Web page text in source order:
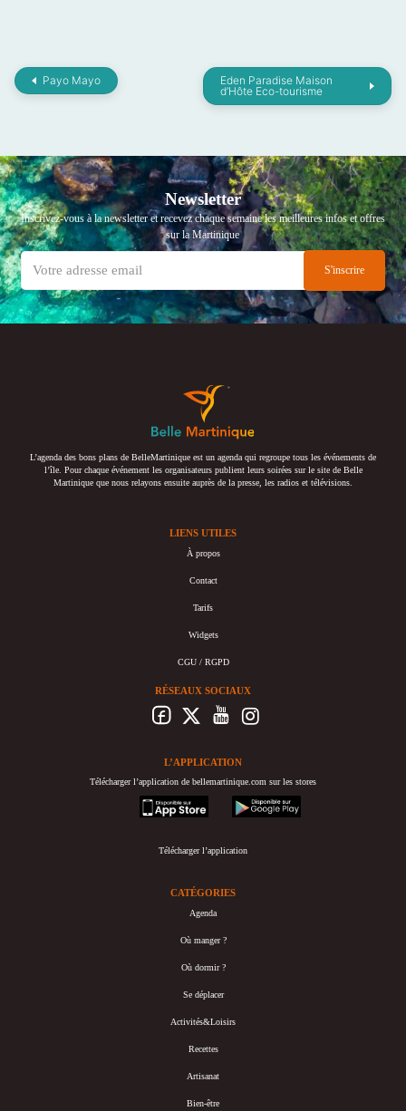
Payo Mayo
Eden Paradise Maison
d’Hôte Eco-tourisme
Newsletter
Inscrivez-vous à la newsletter et recevez chaque semaine les meilleures infos et offres
sur la Martinique
L’agenda des bons plans de BelleMartinique est un agenda qui regroupe tous les événements de
l’île. Pour chaque événement les organisateurs publient leurs soirées sur le site de Belle
Martinique que nous relayons ensuite auprès de la presse, les radios et télévisions.
LIENS UTILES
À propos
Contact
Tarifs
Widgets
CGU / RGPD
RÉSEAUX SOCIAUX
L’APPLICATION
Télécharger l’application de bellemartinique.com sur les stores
appstore
googleplay
Télécharger l’application
CATÉGORIES
Agenda
Où manger ?
Où dormir ?
Se déplacer
Activités&Loisirs
Recettes
Artisanat
Bien-être